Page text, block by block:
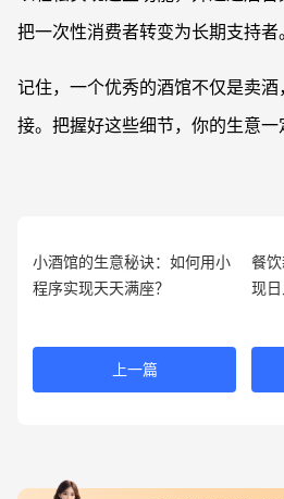
把一次性消费者转变为长期支持者。
记住，一个优秀的酒馆不仅是卖
接。把握好这些细节，你的生意一
小酒馆的生意秘诀：如何用小
程序实现天天满座？
上一篇
餐
现日